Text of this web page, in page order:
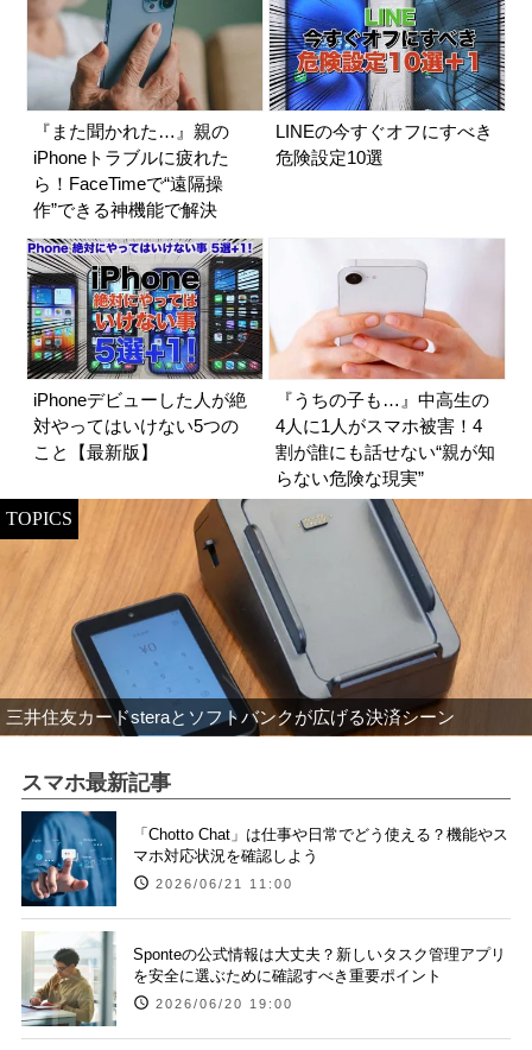
『また聞かれた…』親の
iPhoneトラブルに疲れた
ら！FaceTimeで“遠隔操
作”できる神機能で解決
LINEの今すぐオフにすべき
危険設定10選
iPhoneデビューした人が絶
対やってはいけない5つの
こと【最新版】
『うちの子も…』中高生の
4人に1人がスマホ被害！4
割が誰にも話せない“親が知
らない危険な現実”
TOPICS
三井住友カードsteraとソフトバンクが広げる決済シーン
スマホ最新記事
「Chotto Chat」は仕事や日常でどう使える？機能やス
マホ対応状況を確認しよう
2026/06/21 11:00
Sponteの公式情報は大丈夫？新しいタスク管理アプリ
を安全に選ぶために確認すべき重要ポイント
2026/06/20 19:00